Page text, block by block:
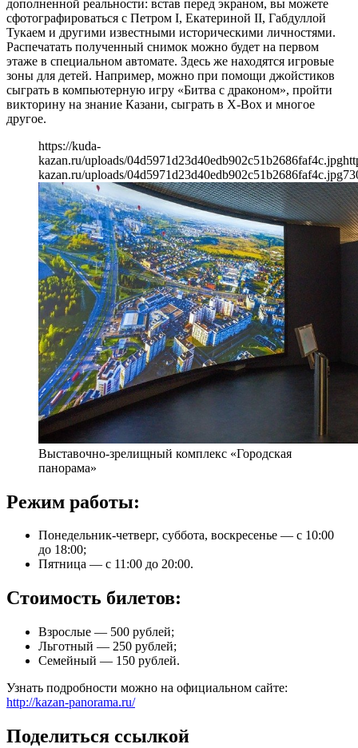
дополненной реальности: встав перед экраном, вы можете
сфотографироваться с Петром I, Екатериной II, Габдуллой
Тукаем и другими известными историческими личностями.
Распечатать полученный снимок можно будет на первом
этаже в специальном автомате. Здесь же находятся игровые
зоны для детей. Например, можно при помощи джойстиков
сыграть в компьютерную игру «Битва с драконом», пройти
викторину на знание Казани, сыграть в X-Box и многое
другое.
https://kuda-
kazan.ru/uploads/04d5971d23d40edb902c51b2686faf4c.jpg
kazan.ru/uploads/04d5971d23d40edb902c51b2686faf4c.jpg
Выставочно-зрелищный комплекс «Городская
панорама»
Режим работы:
Понедельник-четверг, суббота, воскресенье — с 10:00
до 18:00;
Пятница — с 11:00 до 20:00.
Стоимость билетов:
Взрослые — 500 рублей;
Льготный — 250 рублей;
Семейный — 150 рублей.
Узнать подробности можно на официальном сайте:
http://kazan-panorama.ru/
Поделиться ссылкой